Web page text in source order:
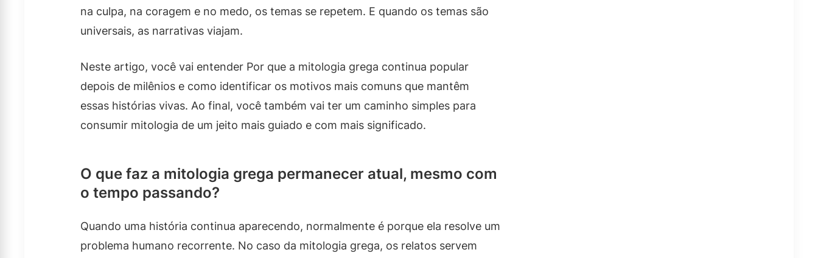
na culpa, na coragem e no medo, os temas se repetem. E quando os temas são
universais, as narrativas viajam.
Neste artigo, você vai entender Por que a mitologia grega continua popular
depois de milênios e como identificar os motivos mais comuns que mantêm
essas histórias vivas. Ao final, você também vai ter um caminho simples para
consumir mitologia de um jeito mais guiado e com mais significado.
O que faz a mitologia grega permanecer atual, mesmo com
o tempo passando?
Quando uma história continua aparecendo, normalmente é porque ela resolve um
problema humano recorrente. No caso da mitologia grega, os relatos servem